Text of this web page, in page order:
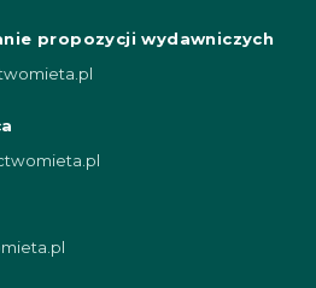
propozycji wydawniczych